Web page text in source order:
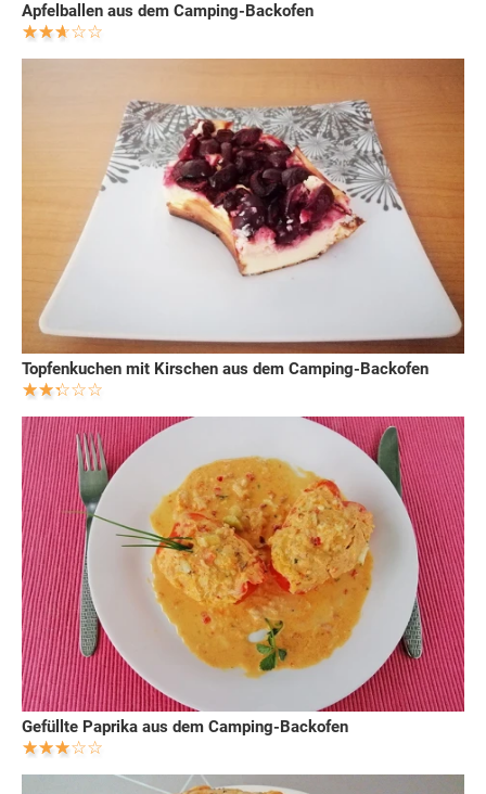
Apfelballen aus dem Camping-Backofen
Topfenkuchen mit Kirschen aus dem Camping-Backofen
Gefüllte Paprika aus dem Camping-Backofen